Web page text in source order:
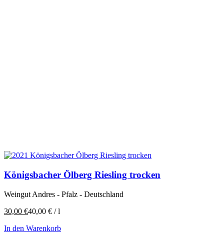
Königsbacher Ölberg Riesling trocken
Weingut Andres - Pfalz - Deutschland
30,00 €40,00 € /l
In den Warenkorb